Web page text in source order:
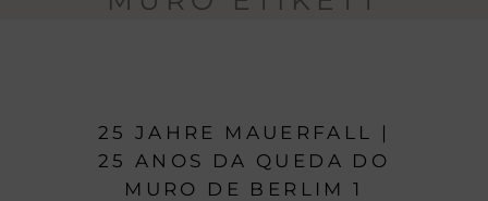
25 JAHRE MAUERFALL |
25 ANOS DA QUEDA DO
MURO DE BERLIM 1